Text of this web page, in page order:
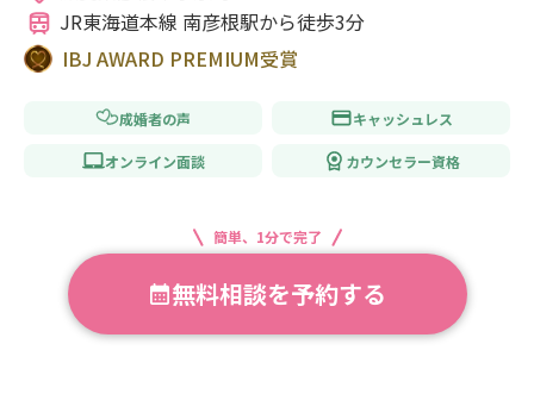
JR東海道本線 南彦根駅から徒歩3分
IBJ AWARD PREMIUM受賞
成婚者の声 キャッシュレス
オンライン面談 カウンセラー資格
簡単、1分で完了
無料相談を予約する